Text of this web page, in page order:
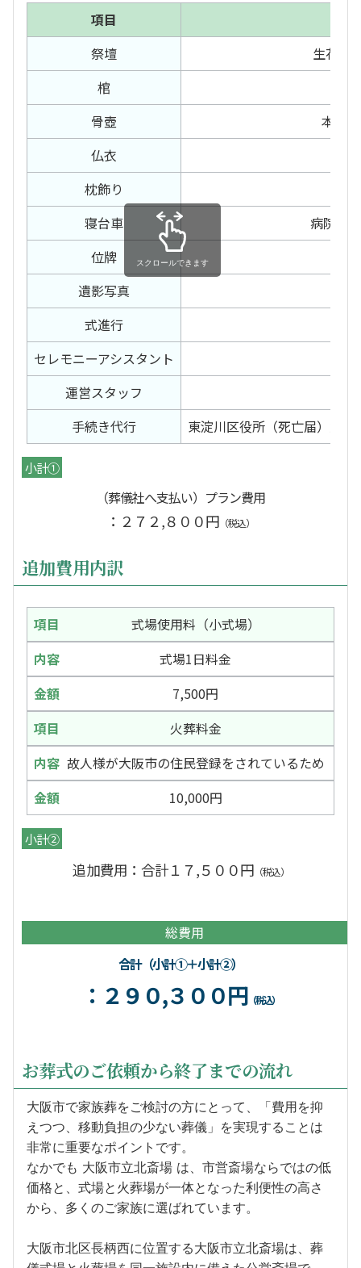
項目
祭壇
生花祭
棺
骨壺
本骨
仏衣
枕飾り
寝台車
病院～
位牌
遺影写真
式進行
セレモニーアシスタント
運営スタッフ
手続き代行
東淀川区役所（死亡届）大
スクロールできます
小計①
（葬儀社へ支払い）プラン費用
：２７２,８００円 （税込）
追加費用内訳
式場使用料（小式場）
式場1日料金
7,500円
火葬料金
故人様が大阪市の住民登録をされているため
10,000円
小計②
追加費用：合計１７,５００円 （税込）
総費用
合計（小計①＋小計②）
：２９０,３００円 （税込）
お葬式のご依頼から終了までの流れ
大阪市で家族葬をご検討の方にとって、「費用を抑
えつつ、移動負担の少ない葬儀」を実現することは
非常に重要なポイントです。
なかでも 大阪市立北斎場 は、市営斎場ならではの低
価格と、式場と火葬場が一体となった利便性の高さ
から、多くのご家族に選ばれています。
大阪市北区長柄西に位置する大阪市立北斎場は、葬